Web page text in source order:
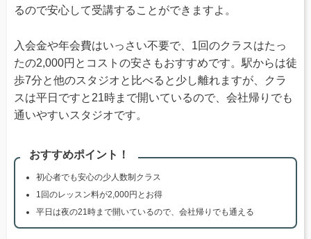
るので安心して受講することができますよ。
入会金や年会費はいっさい不要で、1回のクラスはたっ
たの2,000円とコストの安さもおすすめです。駅からは徒
歩7分と他のスタジオと比べると少し離れますが、クラ
スは平日ですと21時まで開いているので、会社帰りでも
通いやすいスタジオです。
おすすめポイント！
初心者でも安心の少人数制クラス
1回のレッスン料が2,000円とお得
平日は夜の21時まで開いているので、会社帰りでも通える